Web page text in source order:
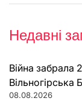
Недавні
Війна забрала
Вільногірська
08.08.2026